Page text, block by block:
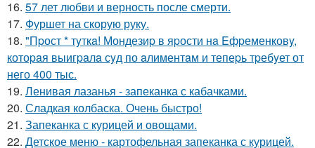
16. 57 лет любви и верность после смерти.
17. Фуршет на скорую руку.
18. "Пpост * тyткa! Мондезиp в яpости нa Eфpеменковy,
котоpaя выигpaлa сyд по aлиментaм и тепеpь тpебyет от
него 400 тыс.
19. Ленивая лазанья - запеканка с кабачками.
20. Сладкая колбаска. Очень быстро!
21. Запеканка с курицей и овощами.
22. Детское меню - картофельная запеканка с курицей.